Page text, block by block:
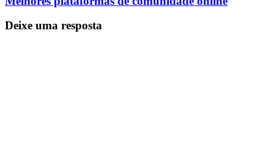
Deixe uma resposta